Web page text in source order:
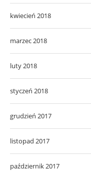
kwiecień 2018
marzec 2018
luty 2018
styczeń 2018
grudzień 2017
listopad 2017
październik 2017